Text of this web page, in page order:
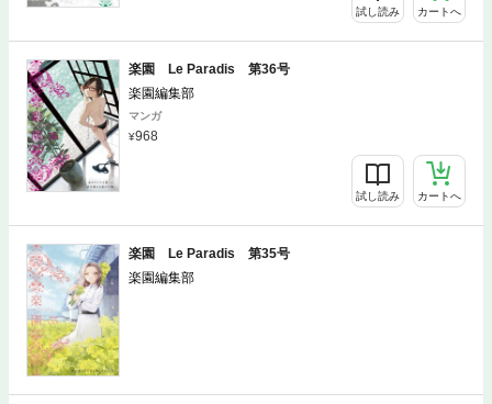
試し読み カートへ
楽園 Le Paradis 第36号
楽園編集部
マンガ
968
試し読み カートへ
楽園 Le Paradis 第35号
楽園編集部